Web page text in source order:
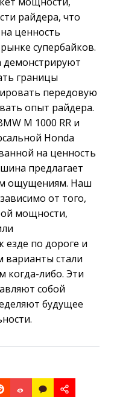
райдера, что
ценность
супербайков.
демонстрируют
границы
передовую
опыт райдера.
M 1000 RR и
Honda
на ценность
предлагает
ощущениям. Наш
от того,
мощности,
езде по дороге и
варианты стали
когда-либо. Эти
собой
будущее